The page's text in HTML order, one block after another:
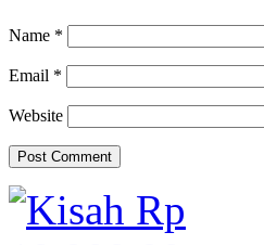
Name *
Email *
Website